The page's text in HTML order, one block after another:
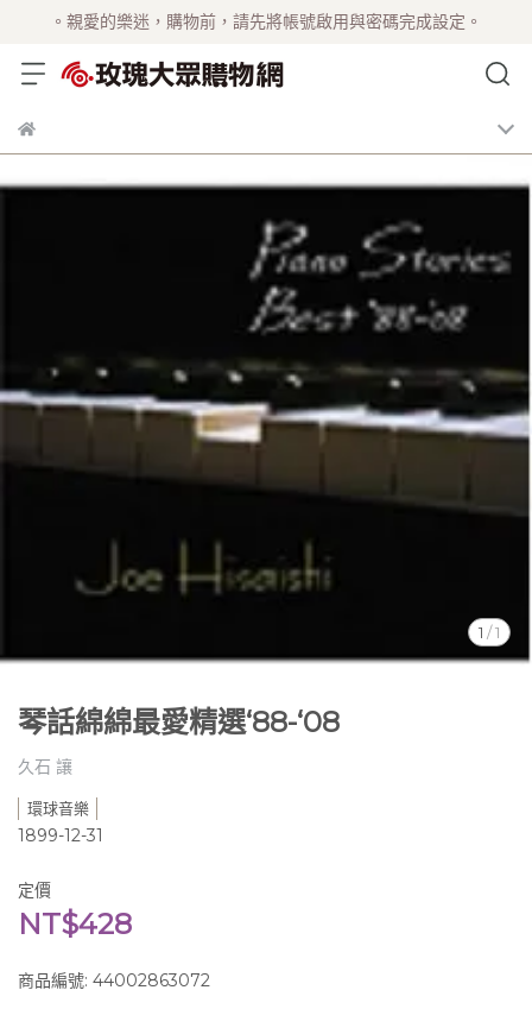
。親愛的樂迷，購物前，請先將帳號啟用與密碼完成設定。
1 /1
琴話綿綿最愛精選‘88-‘08
久石 讓
環球音樂
1899-12-31
定價
NT$428
商品編號: 44002863072